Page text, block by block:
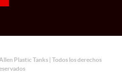
Plastic Tanks | Todos los derechos